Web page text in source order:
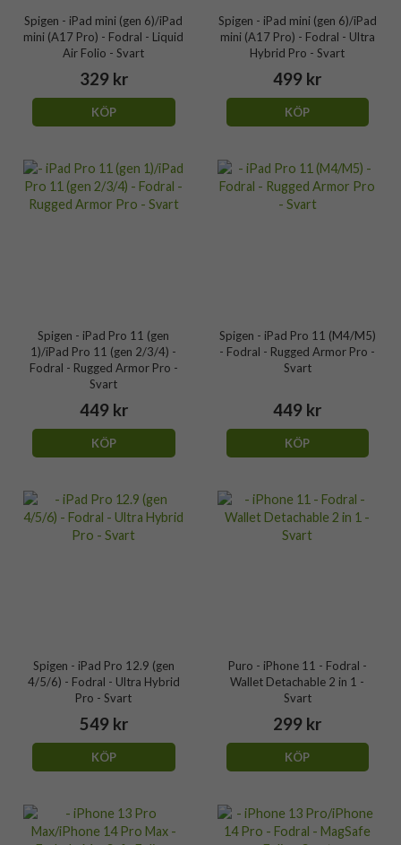
Spigen - iPad mini (gen 6)/iPad
mini (A17 Pro) - Fodral - Liquid
Air Folio - Svart
329 kr
KÖP
Spigen - iPad mini (gen 6)/iPad
mini (A17 Pro) - Fodral - Ultra
Hybrid Pro - Svart
499 kr
KÖP
Spigen - iPad Pro 11 (gen
1)/iPad Pro 11 (gen 2/3/4) -
Fodral - Rugged Armor Pro -
Svart
449 kr
KÖP
Spigen - iPad Pro 11 (M4/M5)
- Fodral - Rugged Armor Pro -
Svart
449 kr
KÖP
Spigen - iPad Pro 12.9 (gen
4/5/6) - Fodral - Ultra Hybrid
Pro - Svart
549 kr
KÖP
Puro - iPhone 11 - Fodral -
Wallet Detachable 2 in 1 -
Svart
299 kr
KÖP